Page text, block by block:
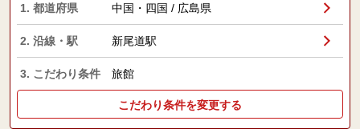
1. 都道府県 中国・四国 / 広島県
2. 沿線・駅 新尾道駅
3. こだわり条件 旅館
こだわり条件を変更する